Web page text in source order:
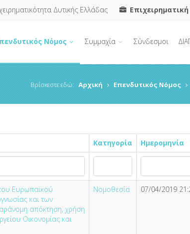
Δυτικής Ελλάδας
Νόμος Συμμαχία Σύνδεσμοι
Βρίσκεστε εδώ: Αρχική Επενδυτικός Νόμος
Κατηγορία Ημερομηνία
Ευρωπαϊκού
και των
απόκτηση, χρήση
Οικονομίας και
Νομοθεσία 07/04/2019